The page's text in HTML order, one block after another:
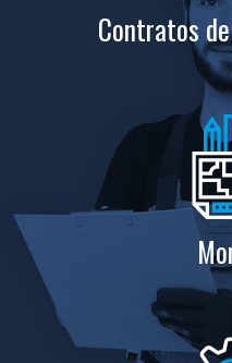
Contratos